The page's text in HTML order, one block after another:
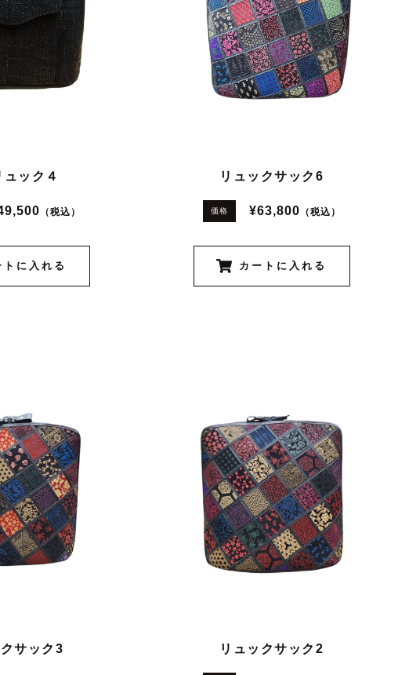
ュック４
（税込）
トに入れる
リュックサック6
価格 ¥63,800 （税込）
カートに入れる
サック3 リュックサック2